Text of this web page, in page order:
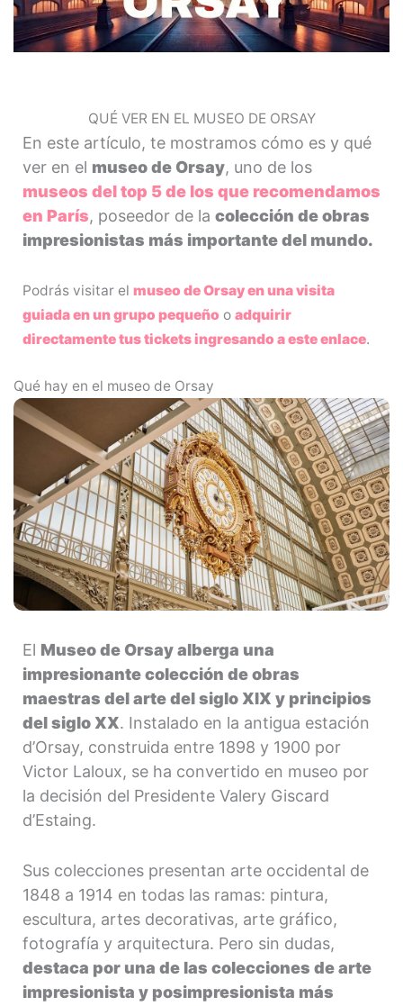
QUÉ VER EN EL MUSEO DE ORSAY
En este artículo, te mostramos cómo es y qué
ver en el museo de Orsay, uno de los
museos del top 5 de los que recomendamos
en París, poseedor de la colección de obras
impresionistas más importante del mundo.
Podrás visitar el museo de Orsay en una visita
guiada en un grupo pequeño o adquirir
directamente tus tickets ingresando a este enlace.
Qué hay en el museo de Orsay
El Museo de Orsay alberga una
impresionante colección de obras
maestras del arte del siglo XIX y principios
del siglo XX. Instalado en la antigua estación
d’Orsay, construida entre 1898 y 1900 por
Victor Laloux, se ha convertido en museo por
la decisión del Presidente Valery Giscard
d’Estaing.
Sus colecciones presentan arte occidental de
1848 a 1914 en todas las ramas: pintura,
escultura, artes decorativas, arte gráfico,
fotografía y arquitectura. Pero sin dudas,
destaca por una de las colecciones de arte
impresionista y posimpresionista más